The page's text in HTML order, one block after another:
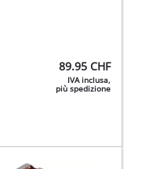
89.95 CHF
IVA inclusa,
più spedizione